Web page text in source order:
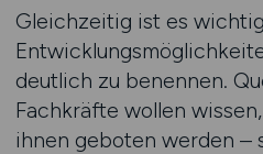
Gleichzeitig ist es
deutlich zu benennen.
Fachkräfte wollen
ihnen geboten werden –